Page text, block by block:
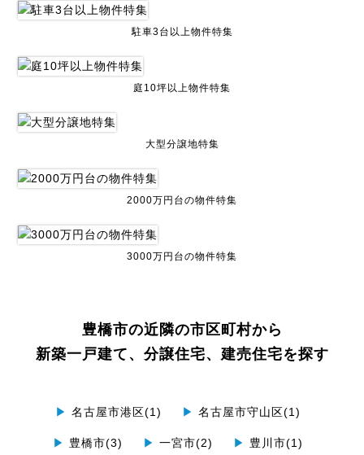
駐車3台以上物件特集
庭10坪以上物件特集
大型分譲地特集
2000万円台の物件特集
3000万円台の物件特集
豊橋市の近隣の市区町村から
新築一戸建て、分譲住宅、建売住宅を探す
▶ 名古屋市港区(1) ▶ 名古屋市守山区(1)
▶ 豊橋市(3) ▶ 一宮市(2) ▶ 豊川市(1)